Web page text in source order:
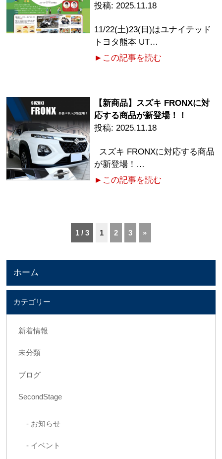
2025.11.18
11/22(土)23(日)はユナイテッド
トヨタ熊本 UT…
►この記事を読む
【新商品】スズキ FRONXに対
応する商品が新登場！！
2025.11.18
スズキ FRONXに対応する商品
が新登場！…
►この記事を読む
1 / 3 1 2 3 »
ホーム
カテゴリー
新着情報
未分類
ブログ
SecondStage
お知らせ
イベント